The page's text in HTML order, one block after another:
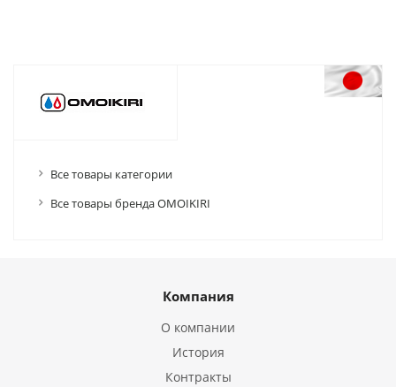
Все товары категории
Все товары бренда OMOIKIRI
Компания
О компании
История
Контракты